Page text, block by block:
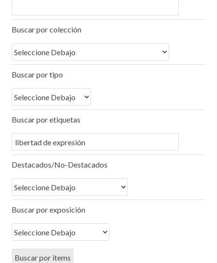
Buscar por colección
Buscar por tipo
Buscar por etiquetas
Destacados/No-Destacados
Buscar por exposición